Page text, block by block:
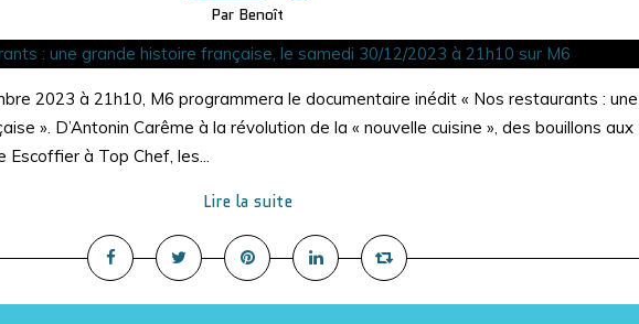
Par Benoît
2023 à 21h10, M6 programmera le documentaire inédit « Nos restaurants : une
». D’Antonin Carême à la révolution de la « nouvelle cuisine », des bouillons aux
Escoffier à Top Chef, les...
Lire la suite